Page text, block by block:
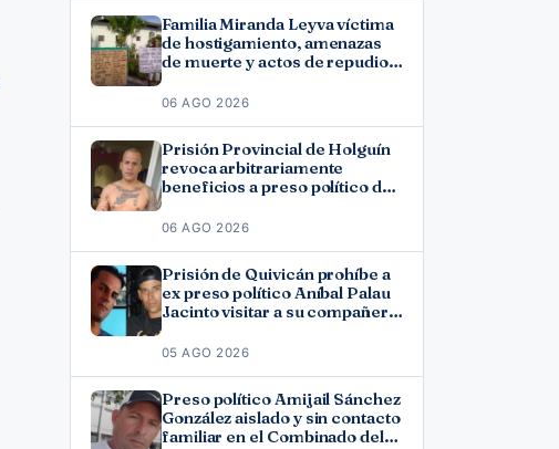
Familia Miranda Leyva víctima
de hostigamiento, amenazas
de muerte y actos de repudio
06 AGO 2026
Prisión Provincial de Holguín
revoca arbitrariamente
beneficios a preso político del
06 AGO 2026
Prisión de Quivicán prohíbe a
ex preso político Aníbal Palau
Jacinto visitar a su compañero
Fonseca
05 AGO 2026
Preso político Amijail Sánchez
González aislado y sin contacto
familiar en el Combinado del